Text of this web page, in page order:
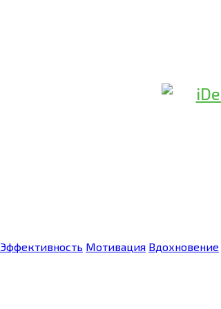
Эффективность Мотивация Вдохновение